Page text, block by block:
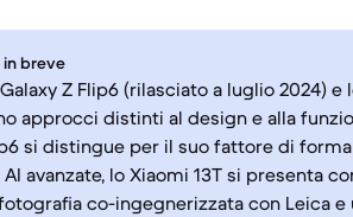
in breve
Z Flip6 (rilasciato a luglio 2024)
approcci distinti al design e alla
si distingue per il suo fattore di
avanzate, lo Xiaomi 13T si presenta
co-ingegnerizzata con Leica